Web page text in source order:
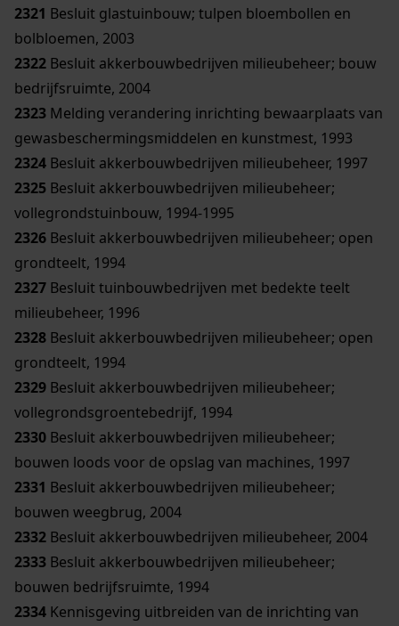
2321 Besluit glastuinbouw; tulpen bloembollen en
bolbloemen, 2003
2322 Besluit akkerbouwbedrijven milieubeheer; bouw
bedrijfsruimte, 2004
2323 Melding verandering inrichting bewaarplaats van
gewasbeschermingsmiddelen en kunstmest, 1993
2324 Besluit akkerbouwbedrijven milieubeheer, 1997
2325 Besluit akkerbouwbedrijven milieubeheer;
vollegrondstuinbouw, 1994-1995
2326 Besluit akkerbouwbedrijven milieubeheer; open
grondteelt, 1994
2327 Besluit tuinbouwbedrijven met bedekte teelt
milieubeheer, 1996
2328 Besluit akkerbouwbedrijven milieubeheer; open
grondteelt, 1994
2329 Besluit akkerbouwbedrijven milieubeheer;
vollegrondsgroentebedrijf, 1994
2330 Besluit akkerbouwbedrijven milieubeheer;
bouwen loods voor de opslag van machines, 1997
2331 Besluit akkerbouwbedrijven milieubeheer;
bouwen weegbrug, 2004
2332 Besluit akkerbouwbedrijven milieubeheer, 2004
2333 Besluit akkerbouwbedrijven milieubeheer;
bouwen bedrijfsruimte, 1994
2334 Kennisgeving uitbreiden van de inrichting van